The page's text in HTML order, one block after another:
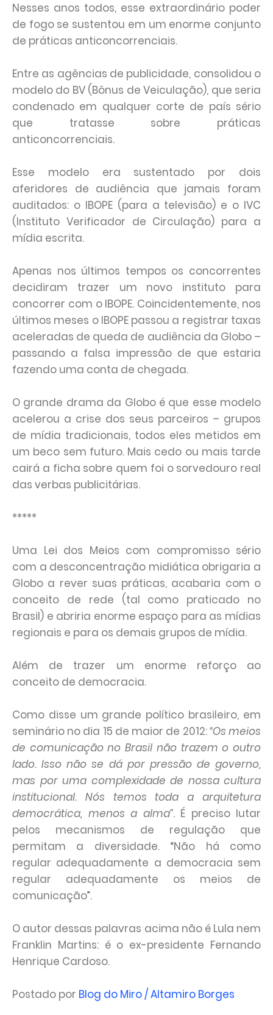
Nesses anos todos, esse extraordinário poder
de fogo se sustentou em um enorme conjunto
de práticas anticoncorrenciais.
Entre as agências de publicidade, consolidou o
modelo do BV (Bônus de Veiculação), que seria
condenado em qualquer corte de país sério
que tratasse sobre práticas
anticoncorrenciais.
Esse modelo era sustentado por dois
aferidores de audiência que jamais foram
auditados: o IBOPE (para a televisão) e o IVC
(Instituto Verificador de Circulação) para a
mídia escrita.
Apenas nos últimos tempos os concorrentes
decidiram trazer um novo instituto para
concorrer com o IBOPE. Coincidentemente, nos
últimos meses o IBOPE passou a registrar taxas
aceleradas de queda de audiência da Globo –
passando a falsa impressão de que estaria
fazendo uma conta de chegada.
O grande drama da Globo é que esse modelo
acelerou a crise dos seus parceiros – grupos
de mídia tradicionais, todos eles metidos em
um beco sem futuro. Mais cedo ou mais tarde
cairá a ficha sobre quem foi o sorvedouro real
das verbas publicitárias.
*****
Uma Lei dos Meios com compromisso sério
com a desconcentração midiática obrigaria a
Globo a rever suas práticas, acabaria com o
conceito de rede (tal como praticado no
Brasil) e abriria enorme espaço para as mídias
regionais e para os demais grupos de mídia.
Além de trazer um enorme reforço ao
conceito de democracia.
Como disse um grande político brasileiro, em
seminário no dia 15 de maior de 2012:“Os meios
de comunicação no Brasil não trazem o outro
lado. Isso não se dá por pressão de governo,
mas por uma complexidade de nossa cultura
institucional. Nós temos toda a arquitetura
democrática, menos a alma”. É preciso lutar
pelos mecanismos de regulação que
permitam a diversidade. “Não há como
regular adequadamente a democracia sem
regular adequadamente os meios de
comunicação”.
O autor dessas palavras acima não é Lula nem
Franklin Martins: é o ex-presidente Fernando
Henrique Cardoso.
Postado por Blog do Miro / Altamiro Borges